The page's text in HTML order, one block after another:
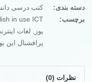
دسته بندی:
کتب درسی
برچسب:
in use ICT
یوز, لغات
پرافشنال این
نظرات (0)